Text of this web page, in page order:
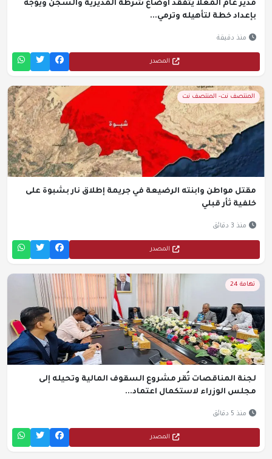
مدير عام المعلا يتفقد أوضاع شرطة المديرية والسجن ويوجّه
بإعداد خطة لتأهيله وترمي...
منذ دقيقة
المصدر
المنتصف نت- المنتصف نت
مقتل مواطن وابنته الرضيعة في جريمة إطلاق نار بشبوة على
خلفية ثأر قبلي
منذ 3 دقائق
المصدر
تهامة 24
لجنة المناقصات تُقر مشروع السقوف المالية وتحيله إلى
مجلس الوزراء لاستكمال اعتماد...
منذ 5 دقائق
المصدر